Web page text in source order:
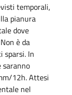
temporali,
pianura
dove
è da
sparsi. In
12h. Attesi
nel